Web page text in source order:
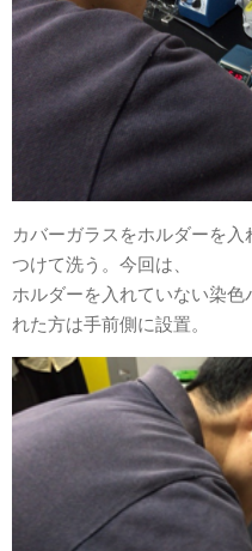
カバーガラスをホルダーを
つけて洗う。今回は、
ホルダーを入れていない染
れた方は手前側に設置。